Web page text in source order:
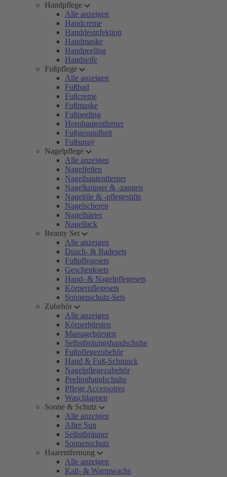
Handpflege
Alle anzeigen
Handcreme
Handdesinfektion
Handmaske
Handpeeling
Handseife
Fußpflege
Alle anzeigen
Fußbad
Fußcreme
Fußmaske
Fußpeeling
Hornhautentferner
Fußgesundheit
Fußspray
Nagelpflege
Alle anzeigen
Nagelfeilen
Nagelhautentferner
Nagelknipser & -zangen
Nagelöle & -pflegestifte
Nagelscheren
Nagelhärter
Nagellack
Beauty Set
Alle anzeigen
Dusch- & Badesets
Fußpflegesets
Geschenksets
Hand- & Nagelpflegesets
Körperpflegesets
Sonnenschutz-Sets
Zubehör
Alle anzeigen
Körperbürsten
Massagebürsten
Selbstbräungshandschuhe
Fußpflegezubehör
Hand & Fuß-Schmuck
Nagelpflegezubehör
Peelinghandschuhe
Pflege Accessoires
Waschlappen
Sonne & Schutz
Alle anzeigen
After Sun
Selbstbräuner
Sonnenschutz
Haarentfernung
Alle anzeigen
Kalt- & Warmwachs